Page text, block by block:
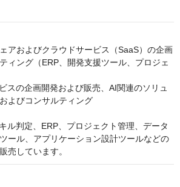
アおよびクラウドサービス（SaaS）の企画
ィング（ERP、開発支援ツール、プロジェ
スの企画開発および販売、AI関連のソリュ
よびコンサルティング
ル判定、ERP、プロジェクト管理、データ
ール、アプリケーション設計ツールなどの